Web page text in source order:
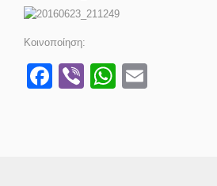
Κοινοποίηση:
Facebook
Viber